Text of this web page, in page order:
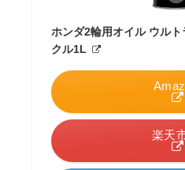
ホンダ2輪用オイル ウル
クル1L
楽天